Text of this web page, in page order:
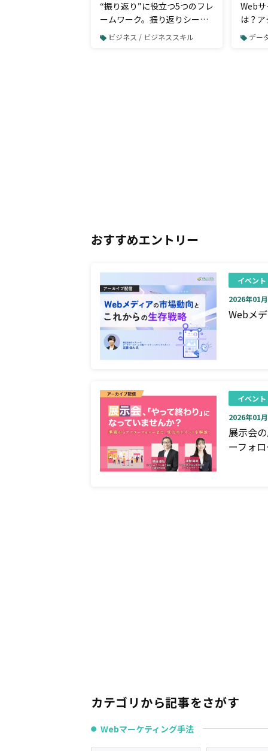
“振り返り”に役立つ5つのフレ
ームワーク。振り返りシート
の書き方や方法を押さえよう
ビジネス / ビジネススキル
Web
は？
ためデー
おすすめエントリー
イベント
2026年01
Webメ
イベント
2026年01
展示会
ーフォ
カテゴリから記事をさがす
● Webマーケティング手法